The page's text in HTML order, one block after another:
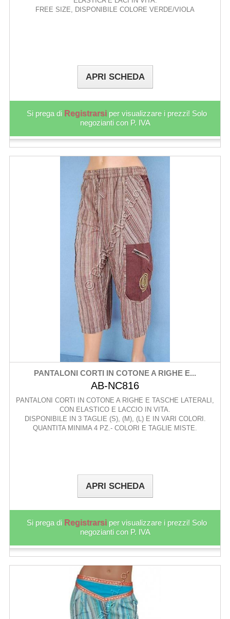
FREE SIZE, DISPONIBILE COLORE VERDE/VIOLA
APRI SCHEDA
Si prega di Registrarsi per visualizzare i prezzi! Solo
negozianti con P. IVA
PANTALONI CORTI IN COTONE A RIGHE E...
AB-NC816
PANTALONI CORTI IN COTONE A RIGHE E TASCHE LATERALI,
CON ELASTICO E LACCIO IN VITA.
DISPONIBILE IN 3 TAGLIE (S), (M), (L) E IN VARI COLORI.
QUANTITA MINIMA 4 PZ.- COLORI E TAGLIE MISTE.
APRI SCHEDA
Si prega di Registrarsi per visualizzare i prezzi! Solo
negozianti con P. IVA